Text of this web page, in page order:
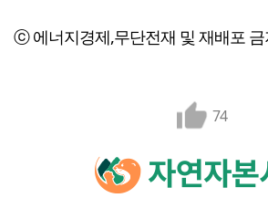
ⓒ 에너지경제,무단전재 및 재배포 금
74